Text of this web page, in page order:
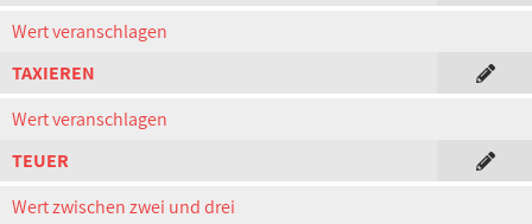
Wert veranschlagen
TAXIEREN
Wert veranschlagen
TEUER
Wert zwischen zwei und drei